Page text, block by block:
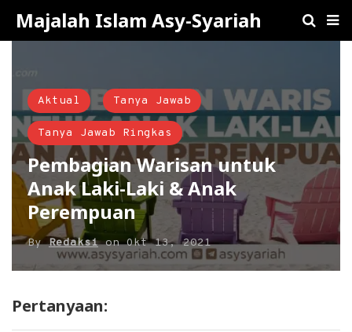
Majalah Islam Asy-Syariah
Aktual Tanya Jawab
Tanya Jawab Ringkas
Pembagian Warisan untuk
Anak Laki-Laki & Anak
Perempuan
ByRedaksionOkt 13, 2021
Pertanyaan: